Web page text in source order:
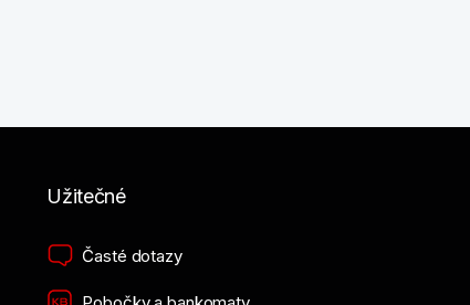
Užitečné
Časté dotazy